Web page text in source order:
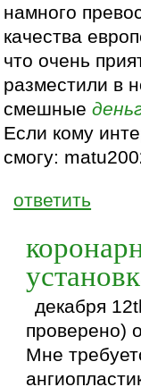
намного
качества
что очень
разместили в
смешные
Если кому
смогу:
ответить
декабря
проверено)
Мне